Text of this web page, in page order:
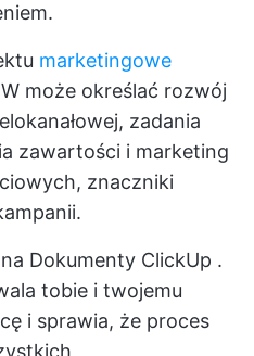
marketingowe
może określać rozwój
zadania
zawartości i marketing
znaczniki
Dokumenty ClickUp .
tobie i twojemu
i sprawia, że proces